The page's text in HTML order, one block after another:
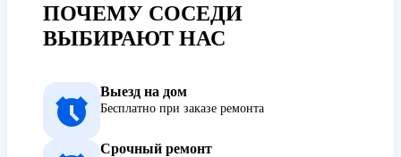
ПОЧЕМУ СОСЕДИ
ВЫБИРАЮТ НАС
Выезд на дом
Бесплатно при заказе ремонта
Срочный ремонт